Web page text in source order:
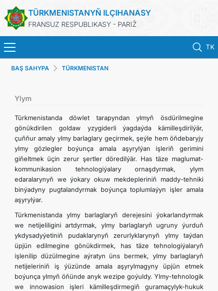
TÜRKMENISTANYŇ ILÇIHANASY
FRANSUZ RESPUBLIKASY - PARIŽ
TK
BAŞ SAHYPA
TÜRKMENISTAN
KONSULLYK HYZMATLARY
DIM
BAŞ SAHYPA TÜRKMENISTAN
Ylym
Türkmenistanda döwlet tarapyndan ylmyň ösdürilmegine
gönükdirilen goldaw yzygiderli ýagdaýda kämilleşdirilýär,
çuňňur amaly ylmy barlaglary geçirmek, şeýle hem öňdebaryjy
ylmy gözlegler boýunça amala aşyrylýan işleriň gerimini
giňeltmek üçin zerur şertler döredilýär. Has täze maglumat-
kommunikasion tehnologiýalary ornaşdyrmak, ylym
edaralarynyň we ýokary okuw mekdepleriniň maddy-tehniki
binýadyny pugtalandyrmak boýunça toplumlaýyn işler amala
aşyrylýar.
Türkmenistanda ylmy barlaglaryň derejesini ýokarlandyrmak
we netijeliligini artdyrmak, ylmy barlaglaryň ugruny ýurduň
ykdysadyýetiniň pudaklarynyň zerurlyklarynyň ylmy taýdan
üpjün edilmegine gönükdirmek, has täze tehnologiýalaryň
işlenilip düzülmegine aýratyn üns bermek, ylmy barlaglaryň
netijeleriniň iş ýüzünde amala aşyrylmagyny üpjün etmek
boýunça ylmyň öňünde anyk wezipe goýuldy. Ylmy-tehnologik
we innowasion işleri kämilleşdirmegiň guramaçylyk-hukuk